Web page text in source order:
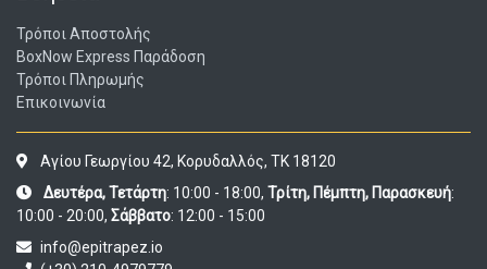
Τρόποι Αποστολής
BoxNow Express Παράδοση
Τρόποι Πληρωμής
Επικοινωνία
Αγίου Γεωργίου 42, Κορυδαλλός, ΤΚ 18120
Δευτέρα, Τετάρτη: 10:00 - 18:00, Τρίτη, Πέμπτη, Παρασκευή:
10:00 - 20:00, Σάββατο: 12:00 - 15:00
info@epitrapez.io